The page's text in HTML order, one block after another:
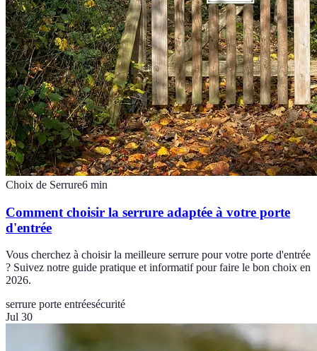
Choix de Serrure6 min
Comment choisir la serrure adaptée à votre porte
d'entrée
Vous cherchez à choisir la meilleure serrure pour votre porte d'entrée
? Suivez notre guide pratique et informatif pour faire le bon choix en
2026.
serrure porte entréesécurité
Jul 30